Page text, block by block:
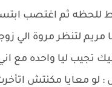
ثم اغتصب
لتنظر مروة الي
تجيب ليا واحده مع
لو معايا مكنتش